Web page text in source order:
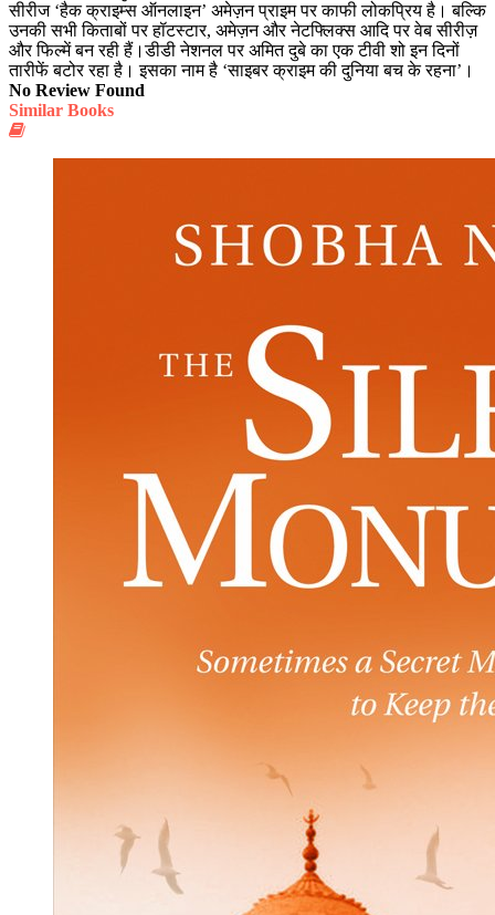
सीरीज ‘हैक क्राइम्स ऑनलाइन’ अमेज़न प्राइम पर काफी लोकप्रिय है। बल्कि
उनकी सभी किताबों पर हॉटस्टार, अमेज़न और नेटफ्लिक्स आदि पर वेब सीरीज़
और फिल्में बन रही हैं।डीडी नेशनल पर अमित दुबे का एक टीवी शो इन दिनों
तारीफें बटोर रहा है। इसका नाम है ‘साइबर क्राइम की दुनिया बच के रहना’।
No Review Found
Similar Books